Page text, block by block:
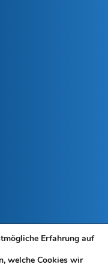
Erfahrung auf
welche Cookies wir